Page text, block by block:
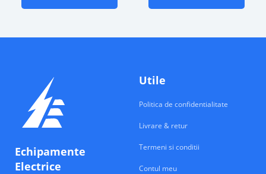
Echipamente
Electrice
Utile
Politica de confidentialitate
Livrare & retur
Termeni si conditii
Contul meu